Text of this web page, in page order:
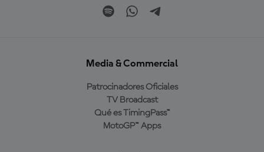
Media & Commercial
Patrocinadores Oficiales
TV Broadcast
Qué es TimingPass™
MotoGP™ Apps